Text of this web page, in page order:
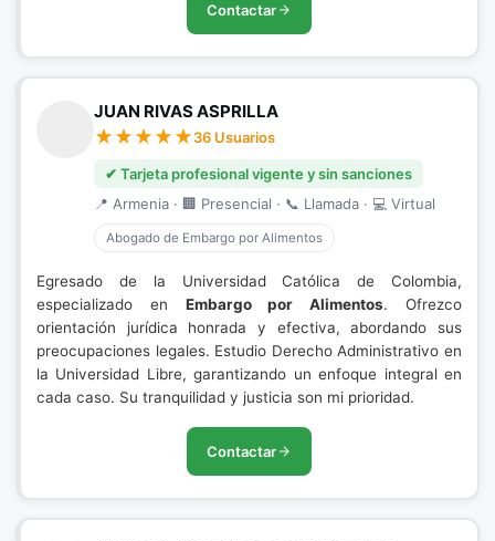
Contactar
JUAN RIVAS ASPRILLA
36 Usuarios
✔ Tarjeta profesional vigente y sin sanciones
📍 Armenia · 🏢 Presencial · 📞 Llamada · 💻 Virtual
Abogado de Embargo por Alimentos
Egresado de la Universidad Católica de Colombia,
especializado en Embargo por Alimentos. Ofrezco
orientación jurídica honrada y efectiva, abordando sus
preocupaciones legales. Estudio Derecho Administrativo en
la Universidad Libre, garantizando un enfoque integral en
cada caso. Su tranquilidad y justicia son mi prioridad.
Contactar